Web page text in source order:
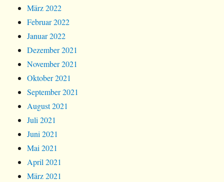
März 2022
Februar 2022
Januar 2022
Dezember 2021
November 2021
Oktober 2021
September 2021
August 2021
Juli 2021
Juni 2021
Mai 2021
April 2021
März 2021